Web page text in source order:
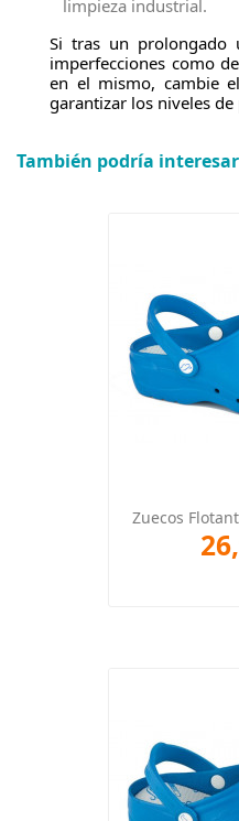
limpieza industrial.
Si tras un prolongado
imperfecciones como
en el mismo, cambie
garantizar los niveles de
También podría
Zuecos